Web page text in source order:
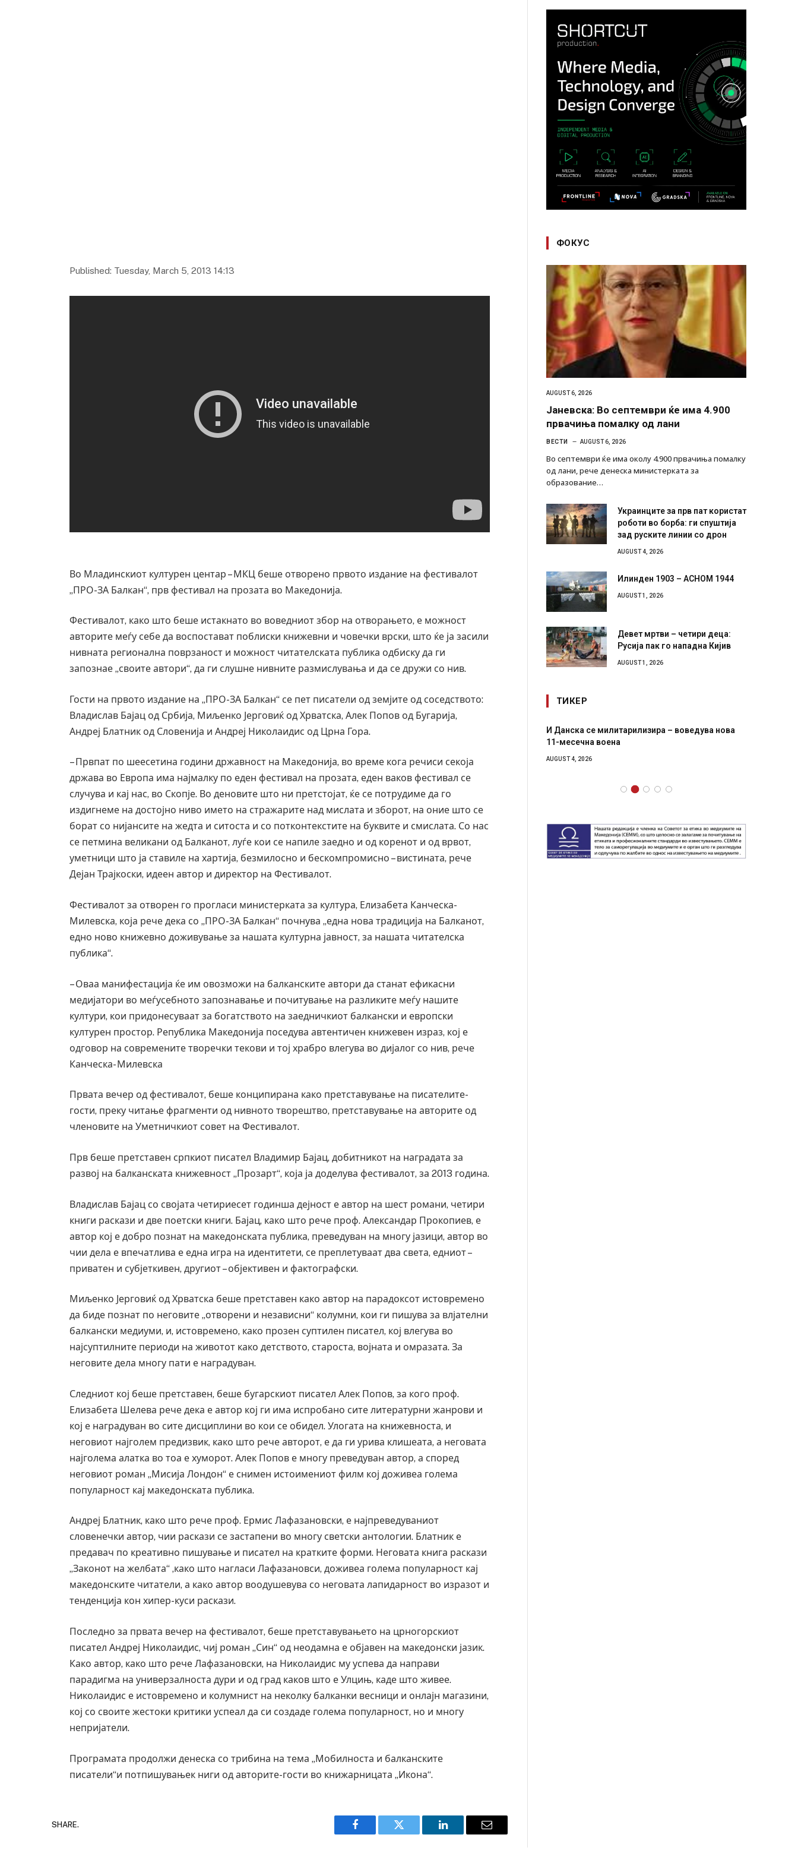
Published: Tuesday, March 5, 2013 14:13
Во Младинскиот културен центар – МКЦ беше отворено првото издание на фестивалот
„ПРО-ЗА Балкан“, прв фестивал на прозата во Македонија.
Фестивалот, како што беше истакнато во воведниот збор на отворањето, е можност
авторите меѓу себе да воспостават поблиски книжевни и човечки врски, што ќе ја засили
нивната регионална поврзаност и можност читателската публика одбиску да ги
запознае „своите автори“, да ги слушне нивните размислувања и да се дружи со нив.
Гости на првото издание на „ПРО-ЗА Балкан“ се пет писатели од земјите од соседството:
Владислав Бајац од Србија, Миљенко Јерговиќ од Хрватска, Алек Попов од Бугарија,
Андреј Блатник од Словенија и Андреј Николаидис од Црна Гора.
– Првпат по шеесетина години државност на Македонија, во време кога речиси секоја
држава во Европа има најмалку по еден фестивал на прозата, еден ваков фестивал се
случува и кај нас, во Скопје. Во деновите што ни претстојат, ќе се потрудиме да го
издигнеме на достојно ниво името на стражарите над мислата и зборот, на оние што се
борат со нијансите на жедта и ситоста и со потконтекстите на буквите и смислата. Со нас
се петмина великани од Балканот, луѓе кои се напиле заедно и од коренот и од врвот,
уметници што ја ставиле на хартија, безмилосно и бескомпромисно – вистината, рече
Дејан Трајкоски, идеен автор и директор на Фестивалот.
Фестивалот за отворен го прогласи министерката за култура, Елизабета Канческа-
Милевска, која рече дека со „ПРО-ЗА Балкан“ почнува „една нова традиција на Балканот,
едно ново книжевно доживување за нашата културна јавност, за нашата читателска
публика“.
– Оваа манифестација ќе им овозможи на балканските автори да станат ефикасни
медијатори во меѓусебното запознавање и почитување на разликите меѓу нашите
култури, кои придонесуваат за богатството на заедничкиот балкански и европски
културен простор. Република Македонија поседува автентичен книжевен израз, кој е
одговор на современите творечки текови и тој храбро влегува во дијалог со нив, рече
Канческа- Милевска
Првата вечер од фестивалот, беше конципирана како претставување на писателите-
гости, преку читање фрагменти од нивното творештво, претставување на авторите од
членовите на Уметничкиот совет на Фестивалот.
Прв беше претставен српкиот писател Владимир Бајац, добитникот на наградата за
развој на балканската книжевност „Прозарт“, која ја доделува фестивалот, за 2013 година.
Владислав Бајац со својата четириесет годинша дејност е автор на шест романи, четири
книги раскази и две поетски книги. Бајац, како што рече проф. Александар Прокопиев, е
автор кој е добро познат на македонската публика, преведуван на многу јазици, автор во
чии дела е впечатлива е една игра на идентитети, се преплетуваат два света, едниот –
приватен и субјеткивен, другиот – објективен и фактографски.
Миљенко Јерговиќ од Хрватска беше претставен како автор на парадоксот истовремено
да биде познат по неговите „отворени и независни“ колумни, кои ги пишува за влјателни
балкански медиуми, и, истовремено, како прозен суптилен писател, кој влегува во
најсуптилните периоди на животот како детството, староста, војната и омразата. За
неговите дела многу пати е наградуван.
Следниот кој беше претставен, беше бугарскиот писател Алек Попов, за кого проф.
Елизабета Шелева рече дека е автор кој ги има испробано сите литературни жанрови и
кој е наградуван во сите дисциплини во кои се обидел. Улогата на книжевноста, и
неговиот најголем предизвик, како што рече авторот, е да ги урива клишеата, а неговата
најголема алатка во тоа е хуморот. Алек Попов е многу преведуван автор, а според
неговиот роман „Мисија Лондон“ е снимен истоимениот филм кој доживеа голема
популарност кај македонската публика.
Андреј Блатник, како што рече проф. Ермис Лафазановски, е најпреведуваниот
словенечки автор, чии раскази се застапени во многу светски антологии. Блатник е
предавач по креативно пишување и писател на кратките форми. Неговата книга раскази
„Законот на желбата“ ,како што нагласи Лафазановси, доживеа голема популарност кај
македонските читатели, а како автор воодушевува со неговата лапидарност во изразот и
тенденција кон хипер-куси раскази.
Последно за првата вечер на фестивалот, беше претставувањето на црногорскиот
писател Андреј Николаидис, чиј роман „Син“ од неодамна е објавен на македонски јазик.
Како автор, како што рече Лафазановски, на Николаидис му успева да направи
парадигма на универзалноста дури и од град каков што е Улцињ, каде што живее.
Николаидис е истовремено и колумнист на неколку балканки весници и онлајн магазини,
кој со своите жестоки критики успеал да си создаде голема популарност, но и многу
непријатели.
Програмата продолжи денеска со трибина на тема „Мобилноста и балканските
писатели“и потпишувањек ниги од авторите-гости во книжарницата „Икона“.
SHARE.
Facebook Twitter LinkedIn Email
ФОКУС
AUGUST 6, 2026
Јаневска: Во септември ќе има 4.900
првачиња помалку од лани
ВЕСТИ AUGUST 6, 2026
Во септември ќе има околу 4.900 првачиња помалку
од лани, рече денеска министерката за
образование…
Украинците за прв пат користат
роботи во борба: ги спуштија
зад руските линии со дрон
AUGUST 4, 2026
Илинден 1903 – АСНОМ 1944
AUGUST 1, 2026
Девет мртви – четири деца:
Русија пак го нападна Кијив
AUGUST 1, 2026
ТИКЕР
Грција: Горат Парос, Андрос, Калимнос, Крит, …
Рачна бомба експлодира пред зграда во
И Данска се милитарилизира – воведува нова
11-месечна воена
AUGUST 4, 2026